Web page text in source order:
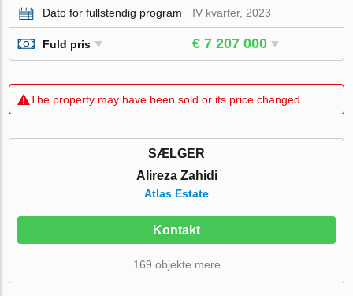
Dato for fullstendig program IV kvarter, 2023
Fuld pris € 7 207 000
The property may have been sold or its price changed
SÆLGER
Alireza Zahidi
Atlas Estate
Kontakt
169 objekte mere